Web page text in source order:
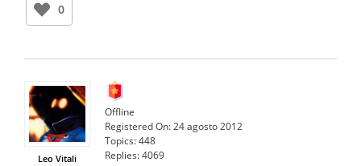
0
Leo Vitali
Offline
Registered On:24 agosto 2012
Topics:448
Replies:4069